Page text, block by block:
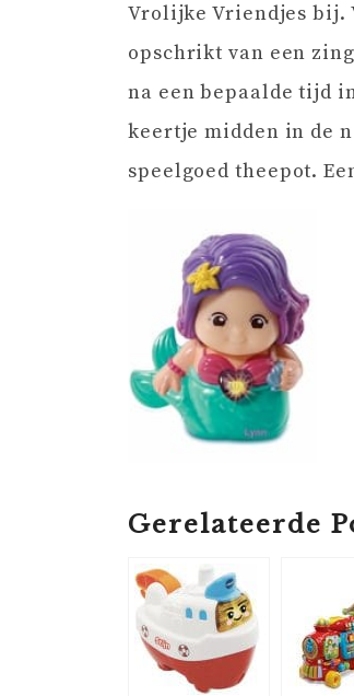
Vrolijke Vriendjes bij.
opschrikt van een
na een bepaalde tijd
keertje midden in de
speelgoed theepot.
Gerelateerde